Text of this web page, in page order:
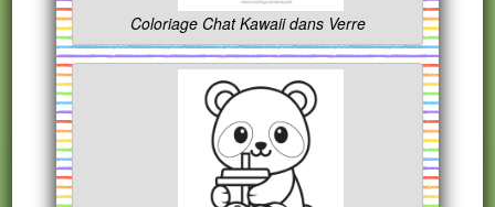
Coloriage Chat Kawaii dans Verre